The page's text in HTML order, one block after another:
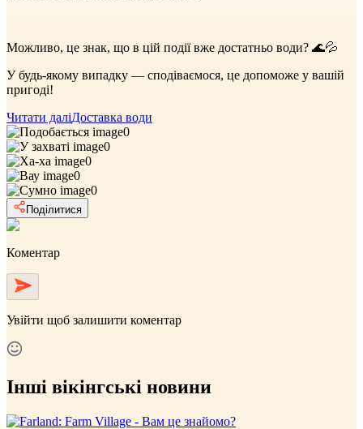
Можливо, це знак, що в цій події вже достатньо води? 🌊💦
У будь-якому випадку — сподіваємося, це допоможе у вашій
пригоді!
Читати даліДоставка води
0
0
0
0
0
Поділитися
Коментар
Увійти щоб залишити коментар
Інші вікінгські новини